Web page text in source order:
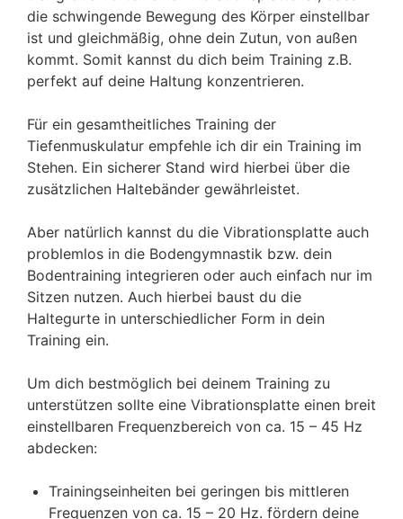
die schwingende Bewegung des Körper einstellbar
ist und gleichmäßig, ohne dein Zutun, von außen
kommt. Somit kannst du dich beim Training z.B.
perfekt auf deine Haltung konzentrieren.
Für ein gesamtheitliches Training der
Tiefenmuskulatur empfehle ich dir ein Training im
Stehen. Ein sicherer Stand wird hierbei über die
zusätzlichen Haltebänder gewährleistet.
Aber natürlich kannst du die Vibrationsplatte auch
problemlos in die Bodengymnastik bzw. dein
Bodentraining integrieren oder auch einfach nur im
Sitzen nutzen. Auch hierbei baust du die
Haltegurte in unterschiedlicher Form in dein
Training ein.
Um dich bestmöglich bei deinem Training zu
unterstützen sollte eine Vibrationsplatte einen breit
einstellbaren Frequenzbereich von ca. 15 – 45 Hz
abdecken:
Trainingseinheiten bei geringen bis mittleren
Frequenzen von ca. 15 – 20 Hz. fördern deine